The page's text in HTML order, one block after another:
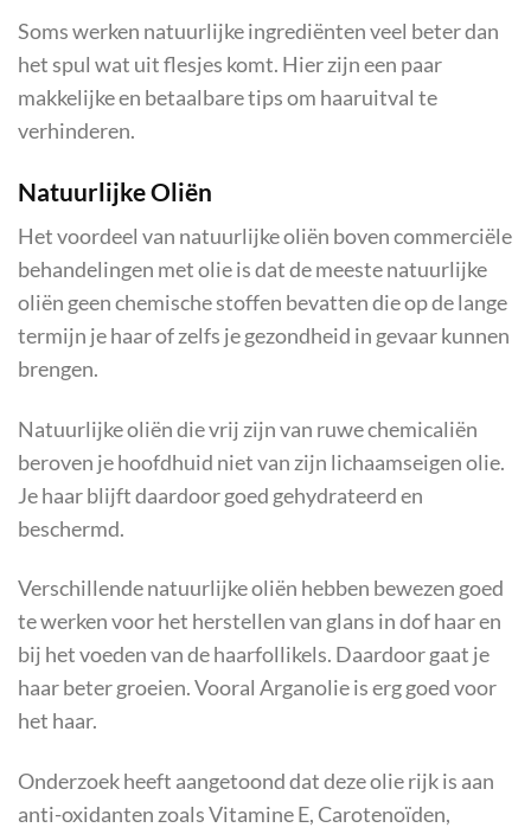
Soms werken natuurlijke ingrediënten veel beter dan
het spul wat uit flesjes komt. Hier zijn een paar
makkelijke en betaalbare tips om haaruitval te
verhinderen.
Natuurlijke Oliën
Het voordeel van natuurlijke oliën boven commerciële
behandelingen met olie is dat de meeste natuurlijke
oliën geen chemische stoffen bevatten die op de lange
termijn je haar of zelfs je gezondheid in gevaar kunnen
brengen.
Natuurlijke oliën die vrij zijn van ruwe chemicaliën
beroven je hoofdhuid niet van zijn lichaamseigen olie.
Je haar blijft daardoor goed gehydrateerd en
beschermd.
Verschillende natuurlijke oliën hebben bewezen goed
te werken voor het herstellen van glans in dof haar en
bij het voeden van de haarfollikels. Daardoor gaat je
haar beter groeien. Vooral Arganolie is erg goed voor
het haar.
Onderzoek heeft aangetoond dat deze olie rijk is aan
anti-oxidanten zoals Vitamine E, Carotenoïden,